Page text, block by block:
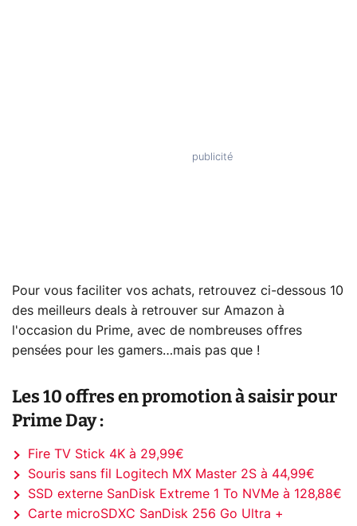
Pour vous faciliter vos achats, retrouvez ci-dessous 10
des meilleurs deals à retrouver sur Amazon à
l'occasion du Prime, avec de nombreuses offres
pensées pour les gamers…mais pas que !
Les 10 offres en promotion à saisir pour
Prime Day :
Fire TV Stick 4K à 29,99€
Souris sans fil Logitech MX Master 2S à 44,99€
SSD externe SanDisk Extreme 1 To NVMe à 128,88€
Carte microSDXC SanDisk 256 Go Ultra +